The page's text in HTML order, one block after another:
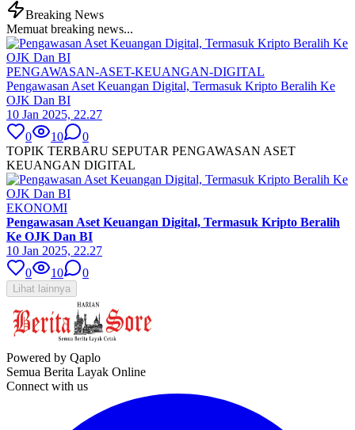
Breaking News
Memuat breaking news...
PENGAWASAN-ASET-KEUANGAN-DIGITAL
Pengawasan Aset Keuangan Digital, Termasuk Kripto Beralih Ke
OJK Dan BI
10 Jan 2025, 22.27
0
10
0
TOPIK TERBARU SEPUTAR PENGAWASAN ASET
KEUANGAN DIGITAL
EKONOMI
Pengawasan Aset Keuangan Digital, Termasuk Kripto Beralih
Ke OJK Dan BI
10 Jan 2025, 22.27
0
10 0
Lihat lainnya
Powered by Qaplo
Semua Berita Layak Online
Connect with us